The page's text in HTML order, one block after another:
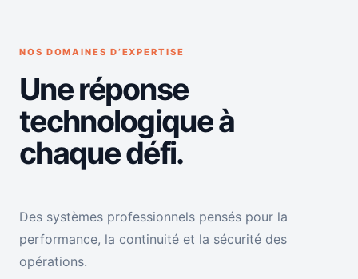
NOS DOMAINES D’EXPERTISE
Une réponse
technologique à
chaque défi.
Des systèmes professionnels pensés pour la
performance, la continuité et la sécurité des
opérations.